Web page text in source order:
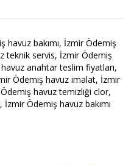
havuz bakımı, İzmir Ödemiş
teknik servis, İzmir Ödemiş
anahtar teslim fiyatları,
Ödemiş havuz imalat, İzmir
havuz temizliği clor,
Ödemiş havuz bakımı